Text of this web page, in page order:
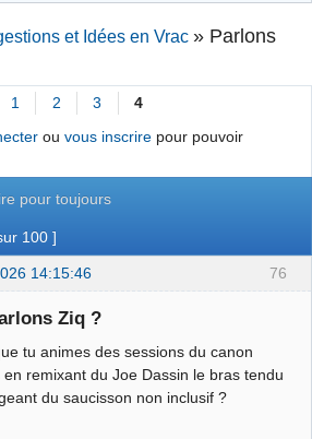
et Idées en Vrac » Parlons
1 2 3
4
ou vous inscrirepour pouvoir
pour toujours
100 ]
76
14:15:46
Ziq ?
tu animes des sessions du canon
en remixant du Joe Dassin le bras tendu
du saucisson non inclusif ?